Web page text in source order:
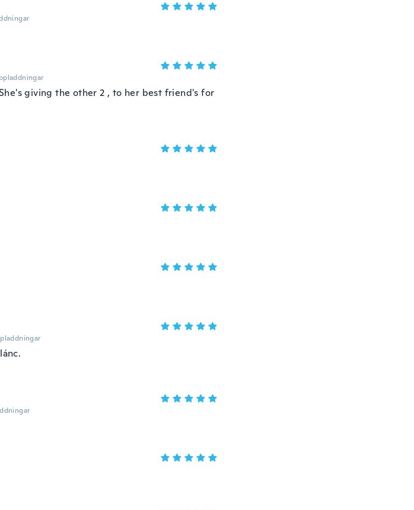
giving the other 2 , to her best friend's for